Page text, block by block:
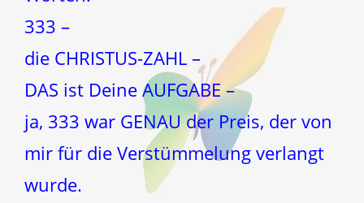
333 –
die CHRISTUS-ZAHL –
DAS ist Deine AUFGABE –
ja, 333 war GENAU der Preis, der von
mir für die Verstümmelung verlangt
wurde.